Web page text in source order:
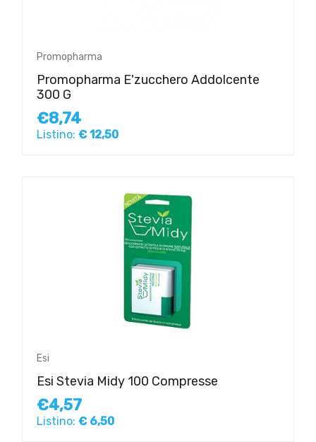
Promopharma
Promopharma E'zucchero Addolcente
300 G
€8,74
Listino: € 12,50
Esi
Esi Stevia Midy 100 Compresse
€4,57
Listino: € 6,50